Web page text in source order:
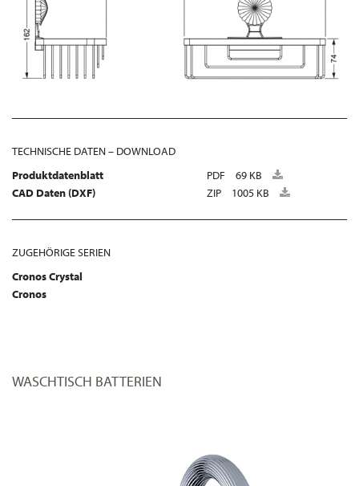
TECHNISCHE DATEN – DOWNLOAD
Produktdatenblatt
PDF
69 KB
CAD Daten (DXF)
ZIP 1005 KB
ZUGEHÖRIGE SERIEN
Cronos Crystal
Cronos
WASCHTISCH BATTERIEN